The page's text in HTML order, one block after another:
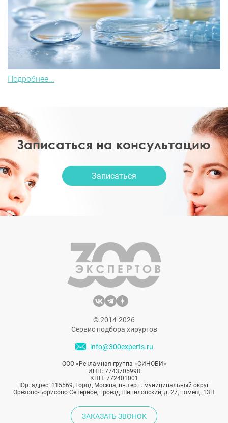
Подробнее...
Записаться на консультацию
Записаться
© 2014-2026
Сервис подбора хирургов
info@300experts.ru
ООО «Рекламная группа «СИНОБИ»
ИНН: 7743705998
КПП: 772401001
Юр. адрес: 115569, Город Москва, вн.тер.г. муниципальный округ
Орехово-Борисово Северное, проезд Шипиловский, д. 27, помещ. 13Н
ЗАКАЗАТЬ ЗВОНОК